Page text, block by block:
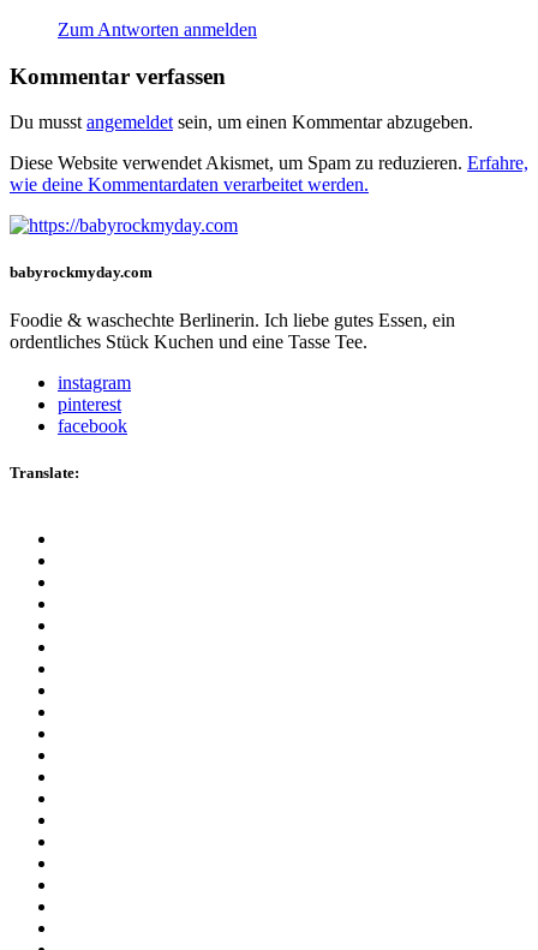
Zum Antworten anmelden
Kommentar verfassen
Du musst angemeldet sein, um einen Kommentar abzugeben.
Diese Website verwendet Akismet, um Spam zu reduzieren. Erfahre,
wie deine Kommentardaten verarbeitet werden.
babyrockmyday.com
Foodie & waschechte Berlinerin. Ich liebe gutes Essen, ein
ordentliches Stück Kuchen und eine Tasse Tee.
instagram
pinterest
facebook
Translate: